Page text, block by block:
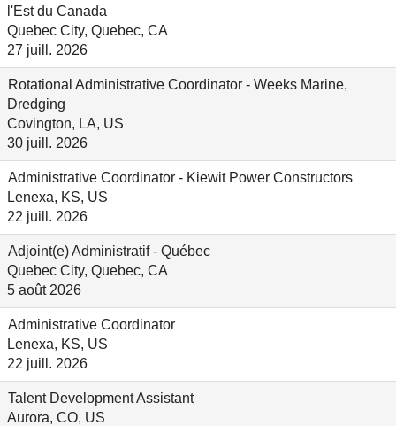
l'Est du Canada
Quebec City, Quebec, CA
27 juill. 2026
Rotational Administrative Coordinator - Weeks Marine,
Dredging
Covington, LA, US
30 juill. 2026
Administrative Coordinator - Kiewit Power Constructors
Lenexa, KS, US
22 juill. 2026
Adjoint(e) Administratif - Québec
Quebec City, Quebec, CA
5 août 2026
Administrative Coordinator
Lenexa, KS, US
22 juill. 2026
Talent Development Assistant
Aurora, CO, US